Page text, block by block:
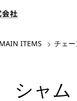
MAIN ITEMS チェ
シャム